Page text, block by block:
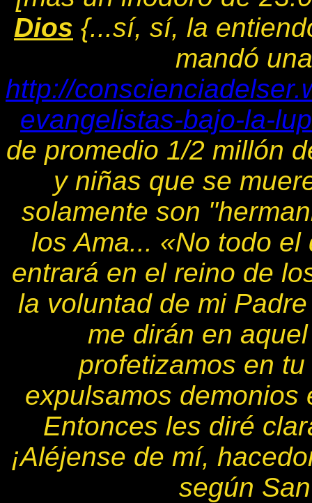
Dios {...sí, sí, la
mandó
http://
evangelistas-bajo-la-
de promedio 1/2 millón
y niñas que se
solamente son
los Ama... «No todo el
entrará en el reino de
la voluntad de mi
me dirán en
profetizamos en
expulsamos demonios
Entonces les diré
¡Aléjense de mí,
según